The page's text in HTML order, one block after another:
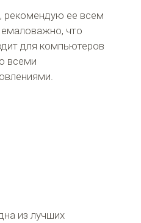
рекомендую ее всем
что
для компьютеров
всеми
из лучших